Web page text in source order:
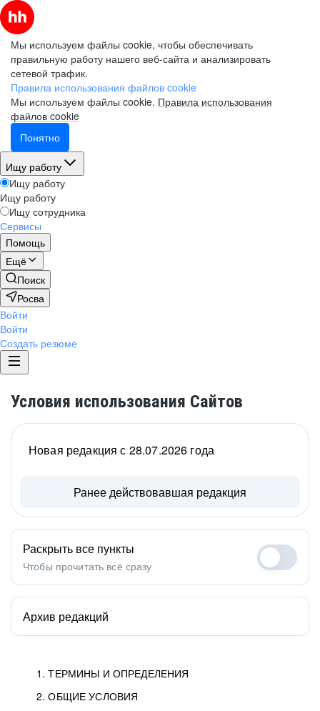
Мы используем файлы cookie, чтобы обеспечивать
правильную работу нашего веб-сайта и анализировать
сетевой трафик.
Правила использования файлов cookie
Мы используем файлы cookie. Правила использования
файлов cookie
Понятно
Ищу работу
Ищу работу
Ищу работу
Ищу сотрудника
Сервисы
Помощь
Ещё
Поиск
Росва
Войти
Войти
Создать резюме
Условия использования Сайтов
1. ТЕРМИНЫ И ОПРЕДЕЛЕНИЯ
2. ОБЩИЕ УСЛОВИЯ
Новая редакция с 28.07.2026 года
Ранее действовавшая редакция
Раскрыть все пункты
Чтобы прочитать всё сразу
Архив редакций